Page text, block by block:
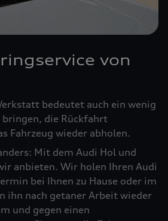
von
bedeutet auch ein wenig
bringen, die Rückfahrt
Fahrzeug wieder abholen.
Mit dem Audi Hol und
anbieten. Wir holen Ihren Audi
bei Ihnen zu Hause oder im
ihn nach getaner Arbeit wieder
und gegen einen